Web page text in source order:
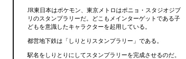
JR東日本はポケモン、東京メトロはポニョ・スタジオジブ
リのスタンプラリーだ。どこもメインターゲットである子
どもを意識したキャラクターを起用している。
都営地下鉄は「しりとりスタンプラリー」である。
駅名をしりとりにしてスタンプラリーを完成させるのだ。